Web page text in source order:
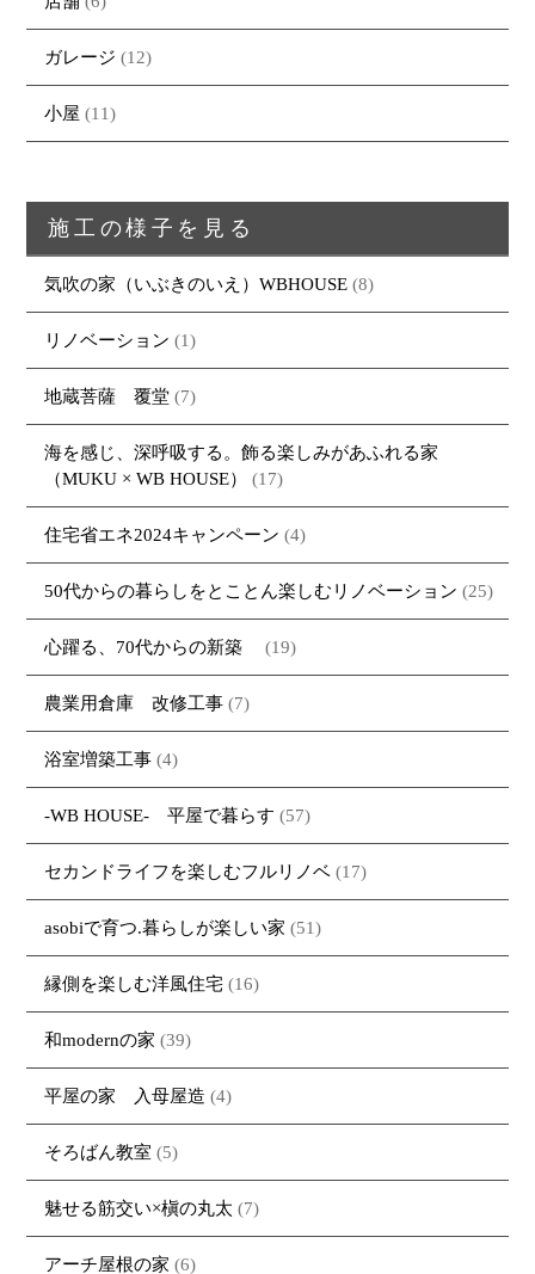
ガレージ (12)
小屋 (11)
施工の様子を見る
気吹の家（いぶきのいえ）WBHOUSE (8)
リノベーション (1)
地蔵菩薩 覆堂 (7)
海を感じ、深呼吸する。飾る楽しみがあふれる家
（MUKU × WB HOUSE）
(17)
住宅省エネ2024キャンペーン (4)
50代からの暮らしをとことん楽しむリノベーション (25)
心躍る、70代からの新築 (19)
農業用倉庫 改修工事 (7)
浴室増築工事 (4)
-WB HOUSE- 平屋で暮らす (57)
セカンドライフを楽しむフルリノベ (17)
asobiで育つ.暮らしが楽しい家 (51)
縁側を楽しむ洋風住宅 (16)
和modernの家 (39)
平屋の家 入母屋造 (4)
そろばん教室 (5)
魅せる筋交い×槇の丸太 (7)
アーチ屋根の家 (6)
トップページ
イベント
会社案内
採用情報
お問い合わせ
・資料請求
・DENTOU
・CUSTOM
ORDER
・REFORM
・DENTOUの家一覧
・CUSTOM
ORDERの家一覧
お家見守り隊